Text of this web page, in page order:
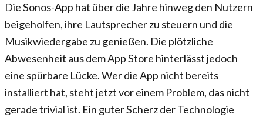
Die Sonos-App hat über die Jahre hinweg den Nutzern
beigeholfen, ihre Lautsprecher zu steuern und die
Musikwiedergabe zu genießen. Die plötzliche
Abwesenheit aus dem App Store hinterlässt jedoch
eine spürbare Lücke. Wer die App nicht bereits
installiert hat, steht jetzt vor einem Problem, das nicht
gerade trivial ist. Ein guter Scherz der Technologie